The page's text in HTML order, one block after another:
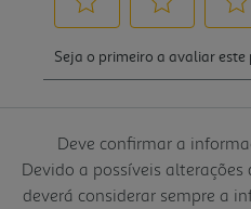
Deve confirmar a
Devido a possíveis
deverá considerar sempre a